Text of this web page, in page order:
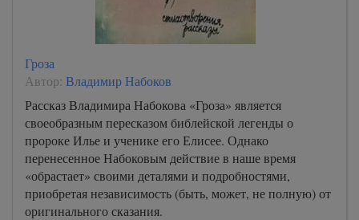
Гроза
Автор: Владимир Набоков
Рассказ Владимира Набокова «Гроза» является
своеобразным пересказом библейской легенды о
пророке Илье и ученике его Елисее. Однако
перенесенное Набоковым действие в наше время
«обрастает» своими деталями и подробностями,
приобретая независимость (быть, может, не полную) от
оригинального сказания.